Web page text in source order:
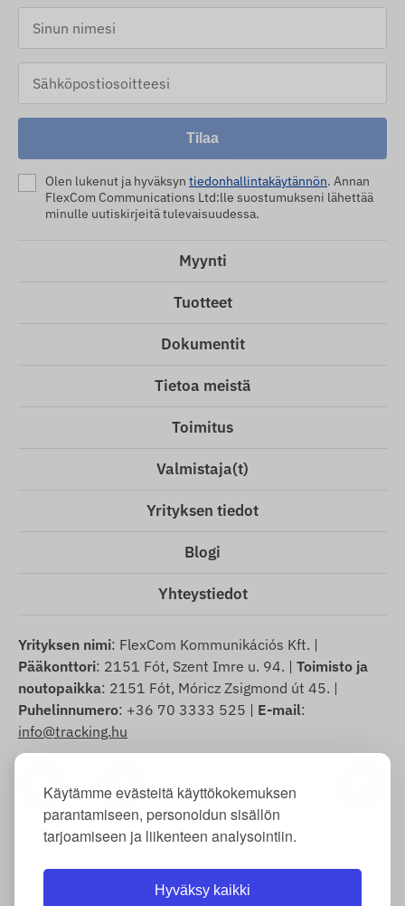
Käytämme evästeitä käyttökokemuksen
parantamiseen, personoidun sisällön
tarjoamiseen ja liikenteen analysointiin.
Hyväksy kaikki
Tilaa
Olen lukenut ja hyväksyn tiedonhallintakäytännön. Annan
FlexCom Communications Ltd:lle suostumukseni lähettää
minulle uutiskirjeitä tulevaisuudessa.
Myynti
Tuotteet
Dokumentit
Tietoa meistä
Toimitus
Valmistaja(t)
Yrityksen tiedot
Blogi
Yhteystiedot
Yrityksen nimi: FlexCom Kommunikációs Kft. |
Pääkonttori: 2151 Fót, Szent Imre u. 94. | Toimisto ja
noutopaikka: 2151 Fót, Móricz Zsigmond út 45. |
Puhelinnumero: +36 70 3333 525 | E-mail:
info@tracking.hu
Kaikki oikeudet pidätetään.